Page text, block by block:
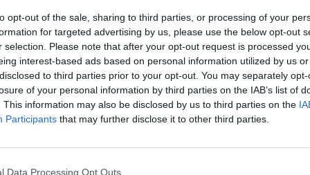
opt-out of the sale, sharing to third parties, or processing of your
for targeted advertising by us, please use the below opt-out
selection. Please note that after your opt-out request is processed
interest-based ads based on personal information utilized by us
to third parties prior to your opt-out. You may separately
of your personal information by third parties on the IAB’s list of
This information may also be disclosed by us to third parties on the
Participants that may further disclose it to other third parties.
Data Processing Opt Outs
ένα πράγμα: Θα διερευνήσουμε με απόλυτη
του τραγικού συμβάντος. Ό,τι πούμε τώρα
έλεγα ότι βεβηλώνουμε τους νεκρούς
και να μείνουμε στο ότι θα κάνουμε το
μην αφήσουμε τίποτα κάτω από το χαλί»